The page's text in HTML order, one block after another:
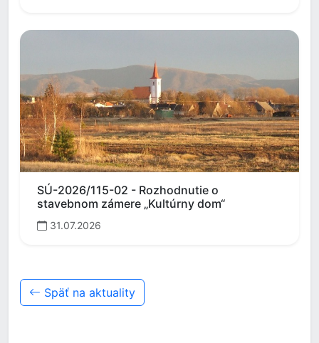
SÚ-2026/115-02 - Rozhodnutie o
stavebnom zámere „Kultúrny dom“
31.07.2026
Späť na aktuality